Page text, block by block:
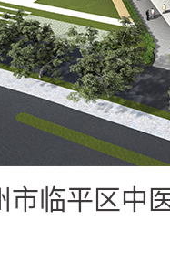
市临平区中